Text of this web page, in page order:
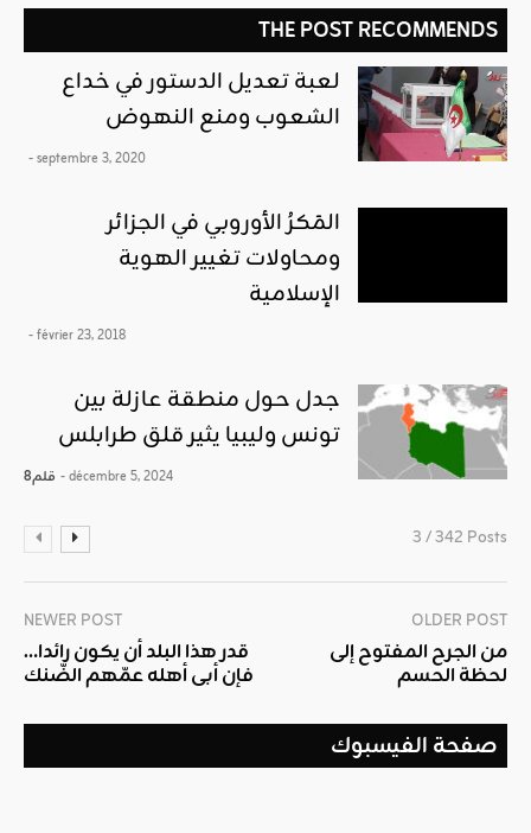
THE POST RECOMMENDS
لعبة تعديل الدستور في خداع
الشعوب ومنع النهوض
- septembre 3, 2020
المَكرُ الأوروبي في الجزائر
ومحاولات تغيير الهوية
الإسلامية
- février 23, 2018
جدل حول منطقة عازلة بين
تونس وليبيا يثير قلق طرابلس
قلم8 - décembre 5, 2024
3 / 342 Posts
NEWER POST
قدر هذا البلد أن يكون رائدا…
فإن أبى أهله عمّهم الضّنك
OLDER POST
لحظة الحسم
صفحة الفيسبوك